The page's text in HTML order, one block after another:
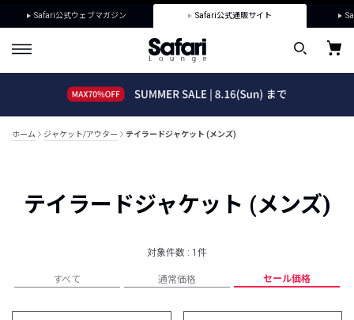
Safari公式ウェブマガジン Safari公式通販サイト
ホーム ジャケット/アウター テイラードジャケット (メンズ)
テイラードジャケット (メンズ)
対象件数 : 1件
すべて 通常価格 セール価格